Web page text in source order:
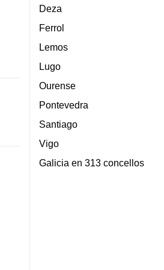
Deza
Ferrol
Lemos
Lugo
Ourense
Pontevedra
Santiago
Vigo
Galicia en 313 concellos